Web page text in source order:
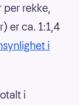
per rekke,
er ca. 1:1,4
i
i